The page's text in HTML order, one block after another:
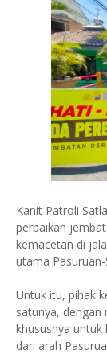
Kanit Patroli
perbaikan
kemacetan di
utama
Untuk itu, pihak
satunya, dengan
khususnya
dari arah